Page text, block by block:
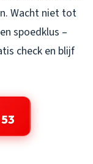
Wacht niet tot
spoedklus –
check en blijf